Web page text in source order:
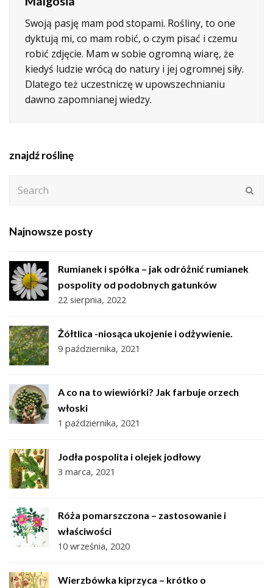
Swoją pasję mam pod stopami. Rośliny, to one
dyktują mi, co mam robić, o czym pisać i czemu
robić zdjęcie. Mam w sobie ogromną wiarę, że
kiedyś ludzie wrócą do natury i jej ogromnej siły.
Dlatego też uczestniczę w upowszechnianiu
dawno zapomnianej wiedzy.
znajdź roślinę
Najnowsze posty
Rumianek i spółka – jak odróżnić rumianek
pospolity od podobnych gatunków
22 sierpnia, 2022
Żółtlica -niosąca ukojenie i odżywienie.
9 października, 2021
A co na to wiewiórki? Jak farbuje orzech
włoski
1 października, 2021
Jodła pospolita i olejek jodłowy
3 marca, 2021
Róża pomarszczona – zastosowanie i
właściwości
10 września, 2020
Wierzbówka kiprzyca – krótko o